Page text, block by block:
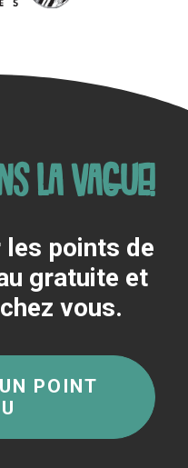
la vague!
points de
gratuite et
vous.
POINT